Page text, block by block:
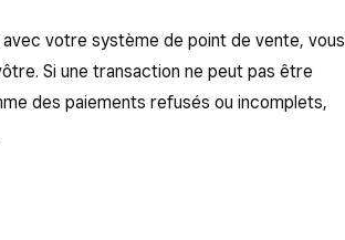
votre système de point de vente, vous
Si une transaction ne peut pas être
des paiements refusés ou incomplets,